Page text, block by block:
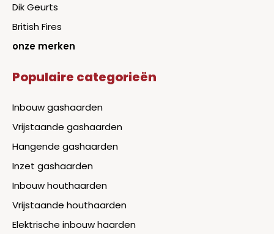
Dik Geurts
British Fires
onze merken
Populaire categorieën
Inbouw gashaarden
Vrijstaande gashaarden
Hangende gashaarden
Inzet gashaarden
Inbouw houthaarden
Vrijstaande houthaarden
Elektrische inbouw haarden